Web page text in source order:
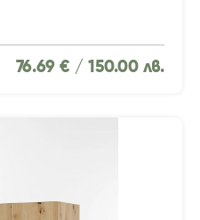
76.69 € / 150.00 лв.